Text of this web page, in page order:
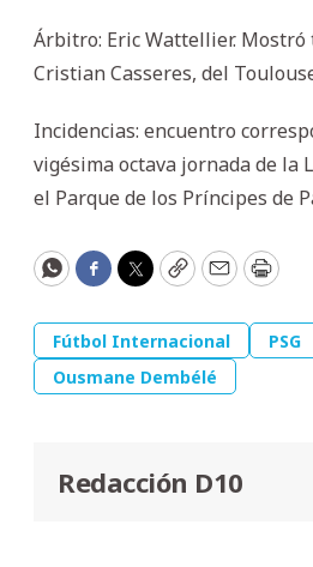
Árbitro: Eric Wattellier.
Cristian Casseres, del
Incidencias: encuentro
vigésima octava jornada de la
el Parque de los Príncipes de
WhatsApp
Facebook
Twitter
CopyEmailPrint
Fútbol Internacional
PSG
Ousmane Dembélé
Redacción D10